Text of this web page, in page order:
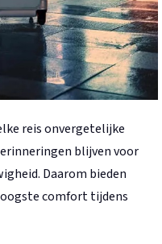
reis onvergetelijke
blijven voor
Daarom bieden
comfort tijdens